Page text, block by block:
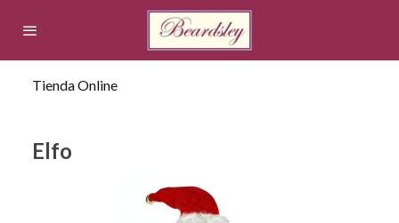
Tienda Online
Elfo